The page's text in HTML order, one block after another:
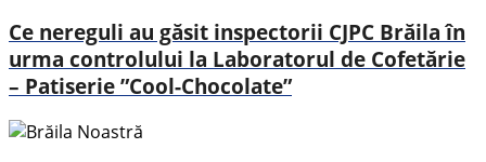
Ce nereguli au găsit inspectorii CJPC Brăila în
urma controlului la Laboratorul de Cofetărie
– Patiserie ”Cool-Chocolate”